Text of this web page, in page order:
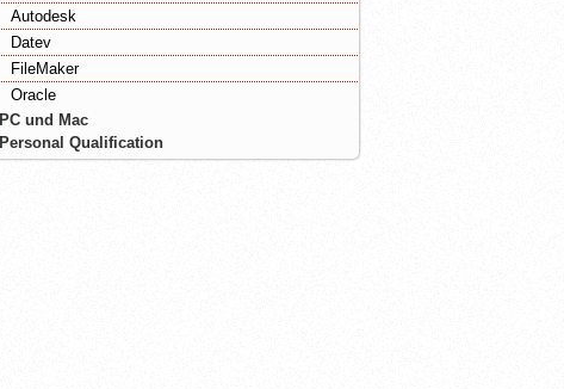
Autodesk
Datev
FileMaker
Oracle
PC und Mac
Personal Qualification